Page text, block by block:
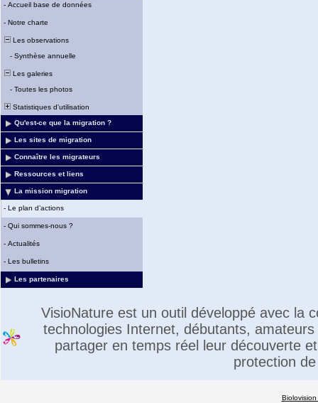
- Accueil base de données
- Notre charte
Les observations
- Synthèse annuelle
Les galeries
- Toutes les photos
Statistiques d'utilisation
Qu'est-ce que la migration ?
Les sites de migration
Connaître les migrateurs
Ressources et liens
La mission migration
- Le plan d’actions
- Qui sommes-nous ?
- Actualités
- Les bulletins
Les partenaires
VisioNature est un outil développé avec la
technologies Internet, débutants,
partager en temps réel leur découverte
protection
Biolovision